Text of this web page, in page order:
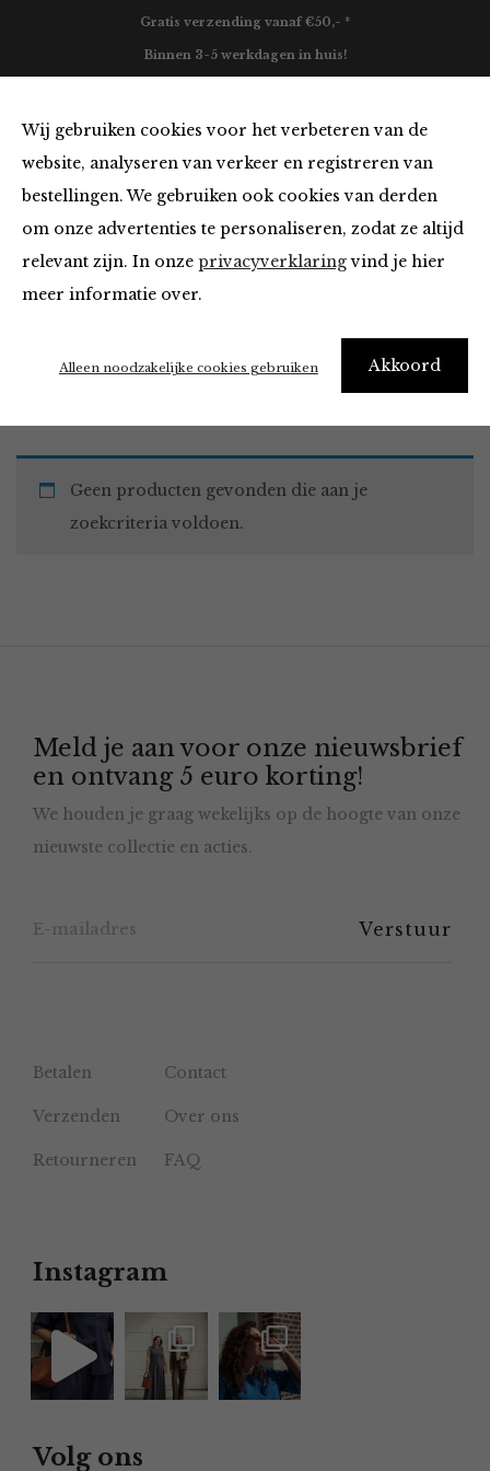
Wij gebruiken cookies voor het verbeteren van de
website, analyseren van verkeer en registreren van
bestellingen. We gebruiken ook cookies van derden
om onze advertenties te personaliseren, zodat ze altijd
relevant zijn. In onze privacyverklaringvind je hier
meer informatie over.
Akkoord
Alleen noodzakelijke cookies gebruiken
Gratis verzending vanaf €50,- *
Binnen 3-5 werkdagen in huis!
Must Haves
Home Winkel Accessoires Must Haves
Geen producten gevonden die aan je
zoekcriteria voldoen.
Meld je aan voor onze nieuwsbrief
en ontvang 5 euro korting!
We houden je graag wekelijks op de hoogte van onze
nieuwste collectie en acties.
Betalen Contact
Verzenden Over ons
Retourneren FAQ
Instagram
Volg ons